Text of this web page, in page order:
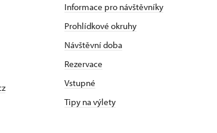
Informace pro návštěvníky
Prohlídkové okruhy
Návštěvní doba
Rezervace
Vstupné
Tipy na výlety